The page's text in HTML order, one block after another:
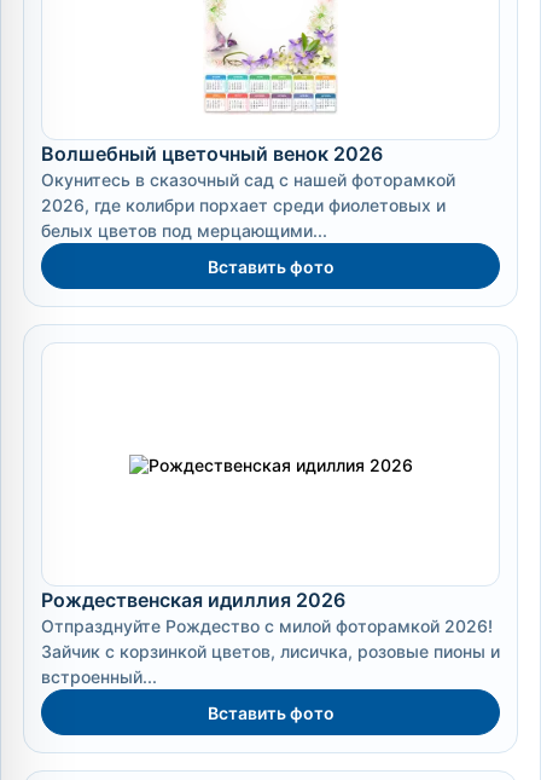
Волшебный цветочный венок 2026
Окунитесь в сказочный сад с нашей фоторамкой
2026, где колибри порхает среди фиолетовых и
белых цветов под мерцающими...
Вставить фото
Рождественская идиллия 2026
Отпразднуйте Рождество с милой фоторамкой 2026!
Зайчик с корзинкой цветов, лисичка, розовые пионы и
встроенный...
Вставить фото